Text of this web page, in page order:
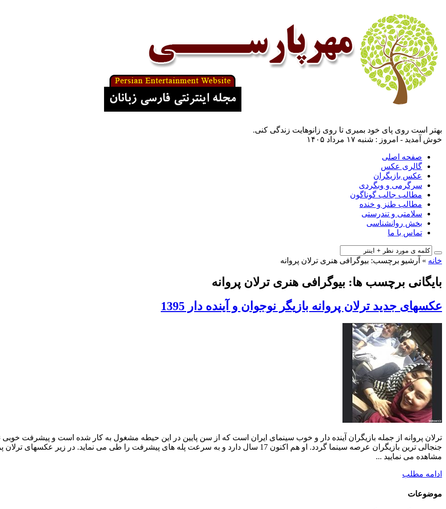
بهتر است روی پای خود بمیری تا روی زانو‌هایت زندگی کنی.
خوش آمدید - امروز : شنبه ۱۷ مرداد ۱۴۰۵
صفحه اصلی
گالری عکس
عکس بازیگران
سرگرمی و وبگردی
مطالب جالب گوناگون
مطالب طنز و خنده
سلامتی و تندرستی
بخش روانشناسی
تماس با ما
خانه » آرشیو برچسب: بیوگرافی هنری ترلان پروانه
بایگانی برچسب ها: بیوگرافی هنری ترلان پروانه
عکسهای جدید ترلان پروانه بازیگر نوجوان و آینده دار 1395
ترلان پروانه از جمله بازیگران آینده دار و خوب سینمای ایران است که از سن پایین در این حیطه مشغول به کار شده است و پیشرفت خوبی
مشاهده می نمایید ...
ادامه مطلب
موضوعات